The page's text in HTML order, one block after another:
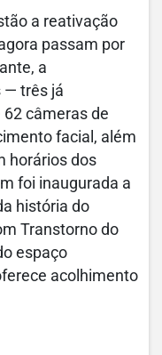
a reativação
passam por
a
— três já
câmeras de
facial, além
horários dos
foi inaugurada a
história do
Transtorno do
espaço
acolhimento